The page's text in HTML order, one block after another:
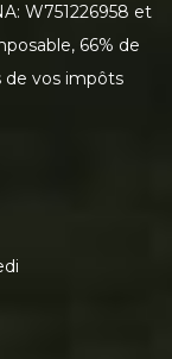
W751226958 et
66% de
de vos impôts